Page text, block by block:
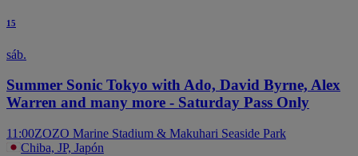
15
sáb.
Summer Sonic Tokyo with Ado, David Byrne, Alex
Warren and many more - Saturday Pass Only
11:00ZOZO Marine Stadium & Makuhari Seaside Park
Chiba, JP, Japón